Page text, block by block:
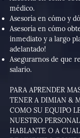
médico.
Asesoría en cómo y
Asesoría en cómo
inmediato y a largo
adelantado!
Asegurarnos de que
salario.
PARA APRENDER
TENER A DIMIAN &
COMO SU EQUIPO
NUESTRO
HABLANTE O A